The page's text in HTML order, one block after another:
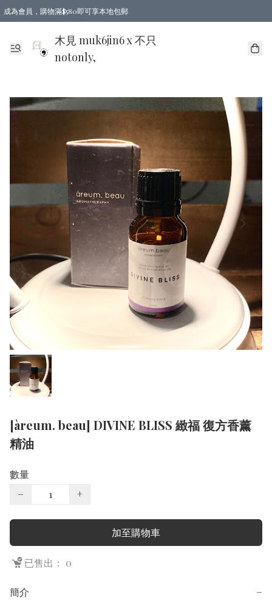
成為會員，購物滿$580即可享本地包郵
亞洲地區買滿$780包郵，歐美地區買滿$980包郵
木見 muk6jin6 x 不只
notonly,
[àreum. beau] DIVINE BLISS 緻福 復方香薰
精油
數量
−
+
加至購物車
已售出： 0
簡介 −